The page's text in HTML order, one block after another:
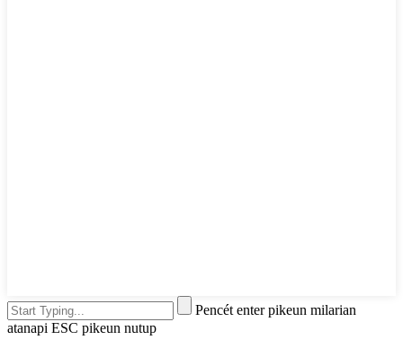
Pencét enter pikeun milarian
atanapi ESC pikeun nutup